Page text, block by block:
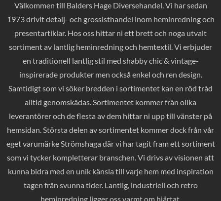
Välkommen till Balders Hage Diversehandel. Vi har sedan
1973 drivit detalj- och grossisthandel inom heminredning och
presentartiklar. Hos oss hittar ni ett brett och noga utvalt
sortiment av lantlig heminredning och hemtextil. Vi erbjuder
en traditionell lantlig stil med shabby chic & vintage-
inspirerade produkter men också enkel och ren design.
Samtidigt som vi söker bredden i sortimentet kan en röd tråd
alltid genomskådas. Sortimentet kommer från olika
leverantörer och de flesta av dem hittar ni upp till vänster på
hemsidan. Största delen av sortimentet kommer dock från vår
eget varumärke Strömshaga där vi har tagit fram ett sortiment
som vi tycker kompletterar branschen. Vi drivs av visionen att
kunna bidra med en unik känsla till varje hem med inspiration
tagen från svunna tider. Lantlig, industriell och retro
heminredning ligger oss varmt om hjärtat.